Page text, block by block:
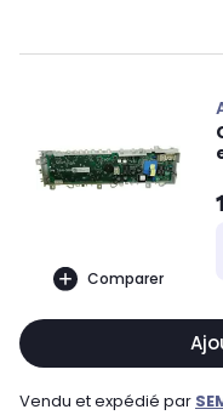
Comparer
Vendu et expédié par